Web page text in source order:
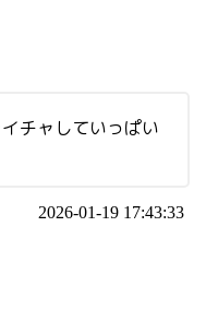
チャしていっぱい
2026-01-19 17:43:33